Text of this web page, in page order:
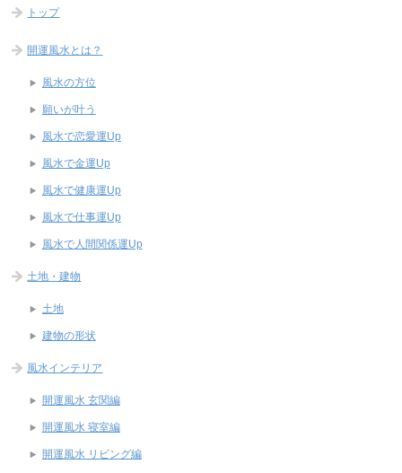
トップ
開運風水とは？
風水の方位
願いが叶う
風水で恋愛運Up
風水で金運Up
風水で健康運Up
風水で仕事運Up
風水で人間関係運Up
土地・建物
土地
建物の形状
風水インテリア
開運風水 玄関編
開運風水 寝室編
開運風水 リビング編